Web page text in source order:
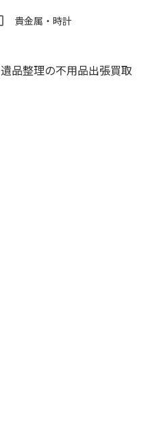
貴金属・時計
遺品整理の不用品出張買取